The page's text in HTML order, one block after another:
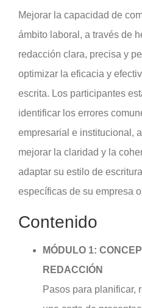
Mejorar la capacidad de
ámbito laboral, a través de
redacción clara, precisa y
optimizar la eficacia y
escrita. Los participantes
identificar los errores
empresarial e institucional,
mejorar la claridad y la
adaptar su estilo de
específicas de su empresa
Contenido
MÓDULO 1:
REDACCIÓN
Pasos para planificar,